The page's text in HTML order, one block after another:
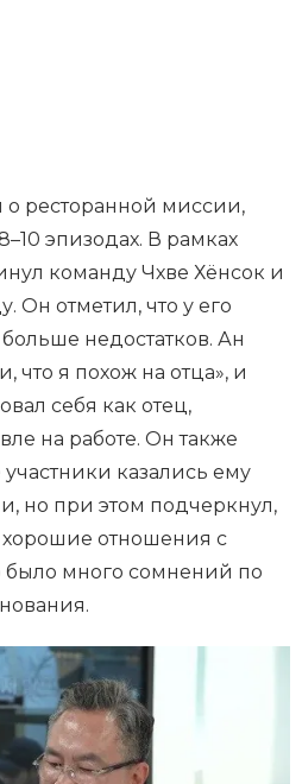
ресторанной миссии,
эпизодах. В рамках
команду Чхве Хёнсок и
Он отметил, что у его
недостатков. Ан
что я похож на отца», и
себя как отец,
на работе. Он также
казались ему
но при этом подчеркнул,
хорошие отношения с
было много сомнений по